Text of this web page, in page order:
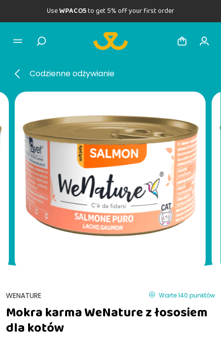
UseWPACO5to get 5% off your first order
Codzienne odżywianie
WENATURE Warte 140 punktów
Mokra karma WeNature z łososiem
dla kotów